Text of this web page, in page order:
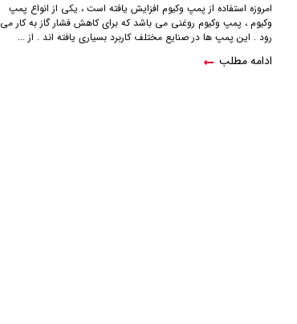
امروزه استفاده از پمپ وکیوم افزایش یافته است ، یکی از انواع پمپ
وکیوم ، پمپ وکیوم روغنی می باشد که برای کاهش فشار گاز به کار می
رود . این پمپ ها در صنایع مختلف کاربرد بسیاری یافته اند . از ...
ادامه مطلب